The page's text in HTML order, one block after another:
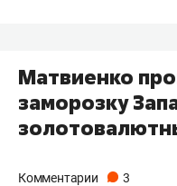
Матвиенко
заморозку
Комментарии 3